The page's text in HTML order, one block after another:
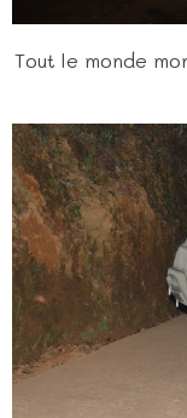
Tout le monde